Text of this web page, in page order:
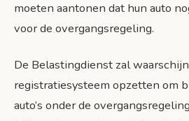
moeten aantonen dat hun auto
voor de overgangsregeling.
De Belastingdienst zal
registratiesysteem opzetten om
auto’s onder de